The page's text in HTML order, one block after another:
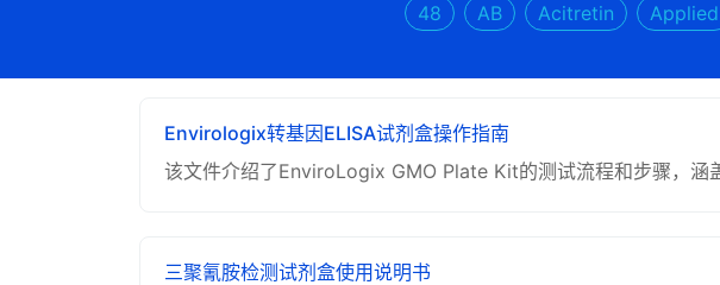
48
AB Acitretin Applied
Envirologix转基因ELISA试剂盒操作指南
该文件介绍了EnviroLogix GMO Plate Kit的测试流程和步骤，涵
三聚氰胺检测试剂盒使用说明书